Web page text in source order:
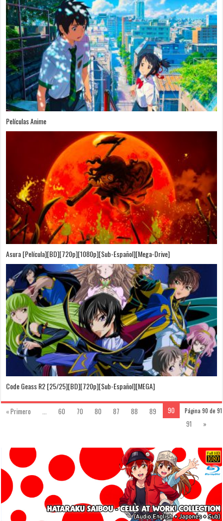
Películas Anime
Asura [Película][BD][720p][1080p][Sub-Español][Mega-Drive]
Code Geass R2 [25/25][BD][720p][Sub-Español][MEGA]
Página 90 de 91
« Primero 60 70 80 87 88 89
90
91
»